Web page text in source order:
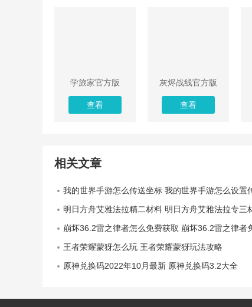
学旅家官方版
查看
灰烬战线官方版
查看
相关文章
我的世界手游怎么传送坐标 我的世界手游怎么设置
明日方舟艾雅法拉精二材料 明日方舟艾雅法拉专三材料
崩坏36.2雷之律者怎么免费获取 崩坏36.2雷之律者免费获取方
王者荣耀蒙犽怎么玩 王者荣耀蒙犽玩法攻略
原神兑换码2022年10月最新 原神兑换码3.2大全